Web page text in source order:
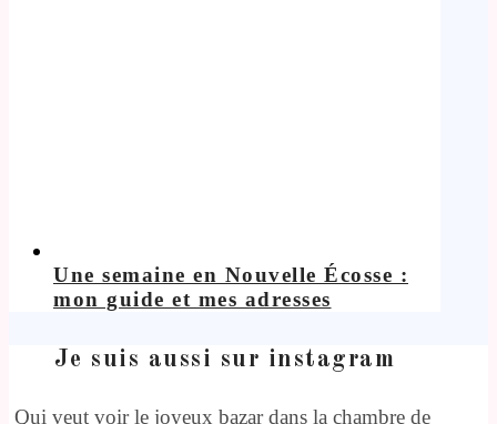
Une semaine en Nouvelle Écosse :
mon guide et mes adresses
Je suis aussi sur instagram
Qui veut voir le joyeux bazar dans la chambre de